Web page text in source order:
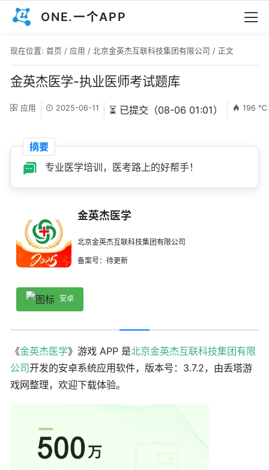
ONE.一个APP
现在位置: 首页 / 应用 / 北京金英杰互联科技集团有限公司 / 正文
金英杰医学-执业医师考试题库
应用 2025-06-11 ⏳ 已提交（08-06 01:01） 196 ℃
摘要
专业医学培训，医考路上的好帮手！
金英杰医学
北京金英杰互联科技集团有限公司
备案号：待更新
安卓
《金英杰医学》游戏 APP 是北京金英杰互联科技集团有限
公司开发的安卓系统应用软件，版本号：3.7.2，由丢塔游
戏网整理，欢迎下载体验。